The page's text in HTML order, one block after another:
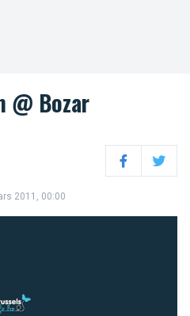
@ Bozar
FacebookTwitter
2011, 00:00